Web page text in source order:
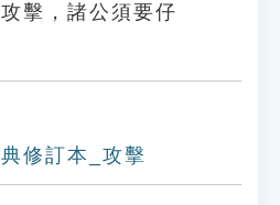
擊，諸公須要仔
修訂本_攻擊